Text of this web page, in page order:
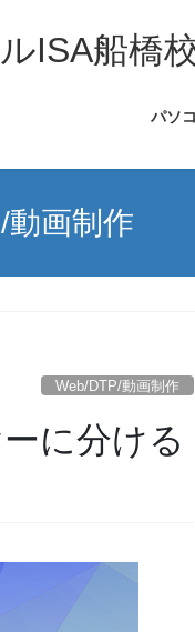
ISA船橋
パソ
動画制作
Web/DTP/動画制作
に分ける